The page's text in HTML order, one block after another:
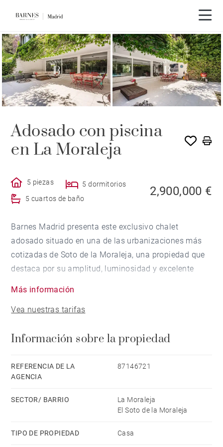
Recorrido en vídeo
Adosado con piscina
en La Moraleja
5 piezas
5 dormitorios
5 cuartos de baño
2,900,000 €
Barnes Madrid presenta este exclusivo chalet
adosado situado en una de las urbanizaciones más
cotizadas de Soto de la Moraleja, una propiedad que
destaca por su amplitud, luminosidad y excelente
espacios generosos, grandes ventanales y abundante
La planta principal dispone de un elegante hall de
entrada que da acceso a un amplio salón con
chimenea, un comedor independiente y una espaciosa
entre las distintas áreas ha sido diseñada para ofrecer
Más información
Vea nuestras tarifas
Información sobre la propiedad
REFERENCIA DE LA
AGENCIA
87146721
SECTOR/ BARRIO
La Moraleja
El Soto de la Moraleja
TIPO DE PROPIEDAD Casa